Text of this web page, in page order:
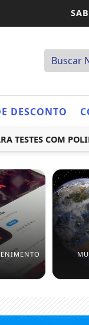
DESCONTO
COM